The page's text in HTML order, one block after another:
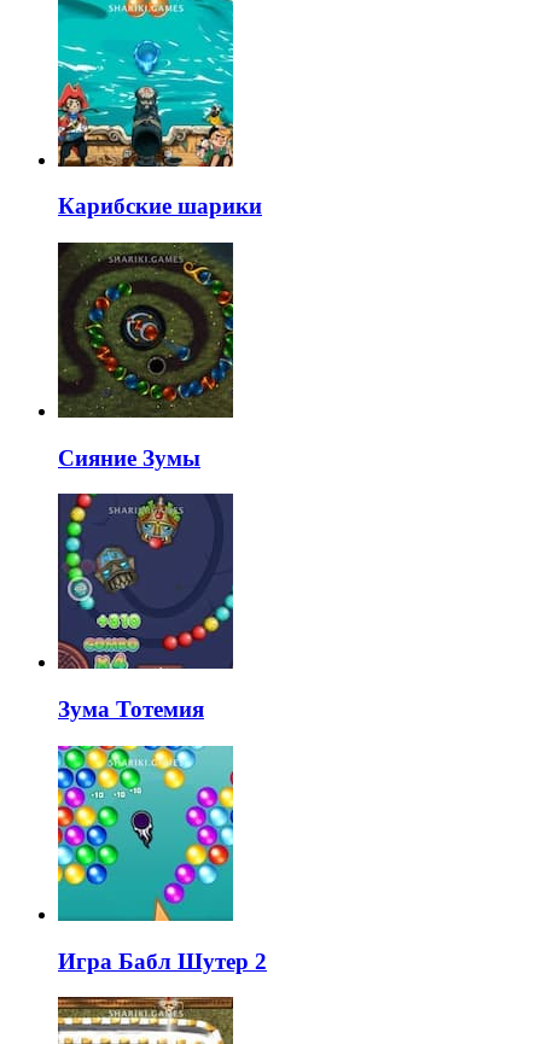
Карибские шарики
Сияние Зумы
Зума Тотемия
Игра Бабл Шутер 2